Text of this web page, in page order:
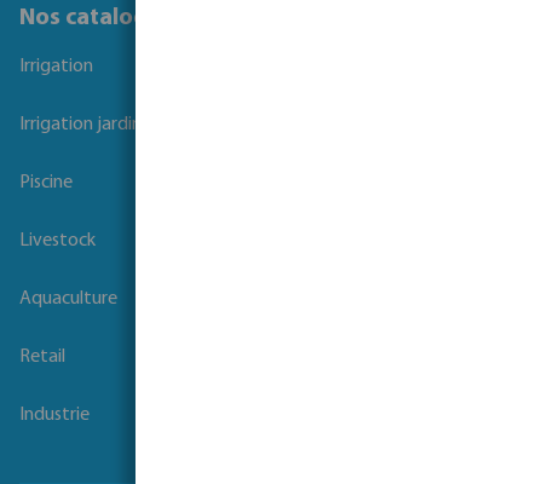
Nos catalogues
Irrigation
Irrigation jardins et parcs
Piscine
Livestock
Aquaculture
Retail
Industrie